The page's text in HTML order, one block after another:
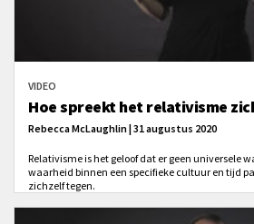
VIDEO
Hoe spreekt het relativisme
Rebecca McLaughlin | 31 augustus 2020
Relativisme is het geloof dat er geen universele
waarheid binnen een specifieke cultuur en tijd
zichzelf tegen.